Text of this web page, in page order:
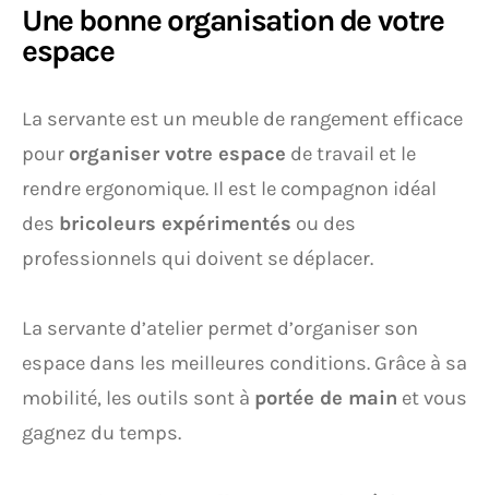
Une bonne organisation de votre
espace
La servante est un meuble de rangement efficace
pour organiser votre espace de travail et le
rendre ergonomique. Il est le compagnon idéal
des bricoleurs expérimentés ou des
professionnels qui doivent se déplacer.
La servante d’atelier permet d’organiser son
espace dans les meilleures conditions. Grâce à sa
mobilité, les outils sont à portée de main et vous
gagnez du temps.